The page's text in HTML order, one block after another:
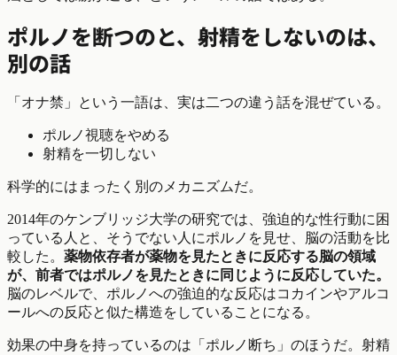
ポルノを断つのと、射精をしないのは、
別の話
「オナ禁」という一語は、実は二つの違う話を混ぜている。
ポルノ視聴をやめる
射精を一切しない
科学的にはまったく別のメカニズムだ。
2014年のケンブリッジ大学の研究では、強迫的な性行動に困
っている人と、そうでない人にポルノを見せ、脳の活動を比
較した。 薬物依存者が薬物を見たときに反応する脳の領域
が、前者ではポルノを見たときに同じように反応していた。
脳のレベルで、ポルノへの強迫的な反応はコカインやアルコ
ールへの反応と似た構造をしていることになる。
効果の中身を持っているのは「ポルノ断ち」のほうだ。射精